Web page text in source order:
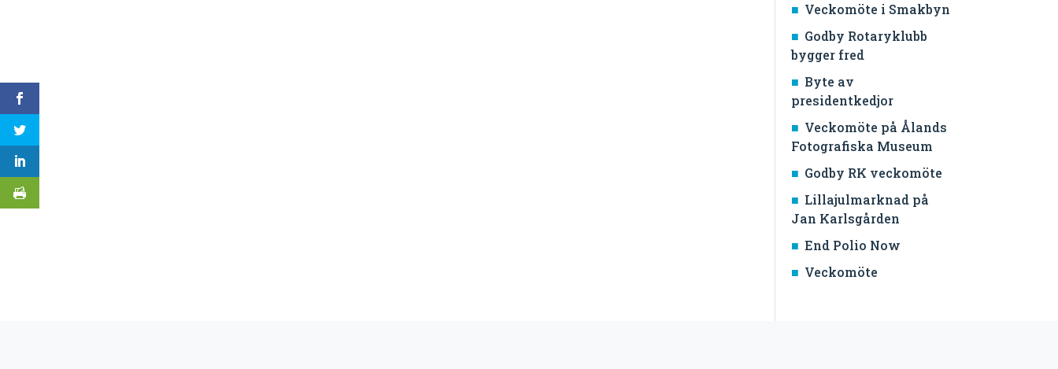
Veckomöte i Smakbyn
Godby Rotaryklubb
bygger fred
Byte av
presidentkedjor
Veckomöte på Ålands
Fotografiska Museum
Godby RK veckomöte
Lillajulmarknad på
Jan Karlsgården
End Polio Now
Veckomöte